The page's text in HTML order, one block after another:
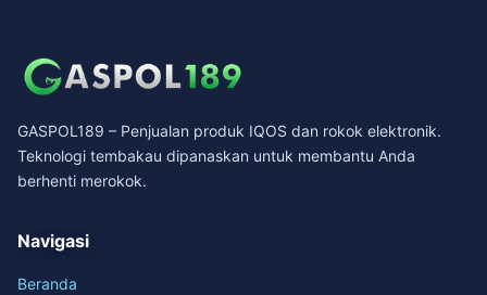
GASPOL189 – Penjualan produk IQOS dan rokok elektronik.
Teknologi tembakau dipanaskan untuk membantu Anda
berhenti merokok.
Navigasi
Beranda